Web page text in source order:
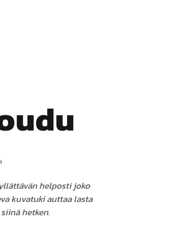
helposti joko
kuvatuki auttaa lasta
hetken.